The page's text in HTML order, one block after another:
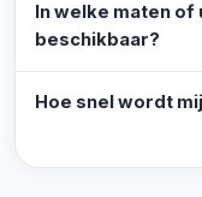
In welke maten
beschikbaar?
Hoe snel wordt